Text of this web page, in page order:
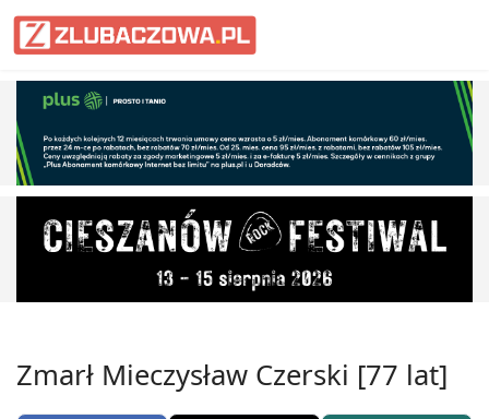
Informacje Lubaczów, powiat
Zmarł Mieczysław Czerski [77 lat]